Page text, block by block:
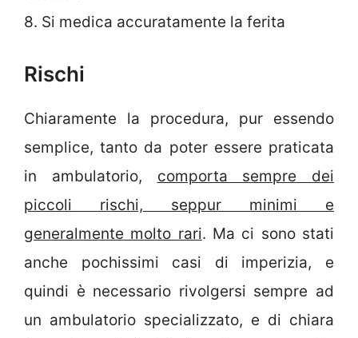
8. Si medica accuratamente la ferita
Rischi
Chiaramente la procedura, pur essendo
semplice, tanto da poter essere praticata
in ambulatorio, comporta sempre dei
piccoli rischi, seppur minimi e
generalmente molto rari. Ma ci sono stati
anche pochissimi casi di imperizia, e
quindi è necessario rivolgersi sempre ad
un ambulatorio specializzato, e di chiara